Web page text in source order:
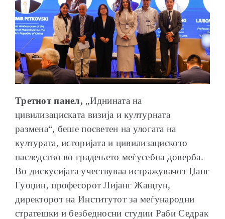
Третиот панел, „Иднината на
цивилизациската визија и културната
размена“, беше посветен на улогата на
културата, историјата и цивилизациското
наследство во градењето меѓусебна доверба.
Во дискусијата учествуваа истражувачот Џанг
Гуоџин, професорот Лијанг Жанџун,
директорот на Институтот за меѓународни
стратешки и безбедносни студии Раби Седрак